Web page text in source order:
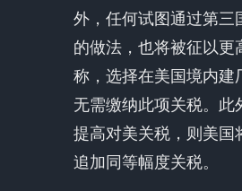
外，任何试图通过第三
的做法，也将被征以更
称，选择在美国境内建
无需缴纳此项关税。此
提高对美关税，则美国
追加同等幅度关税。